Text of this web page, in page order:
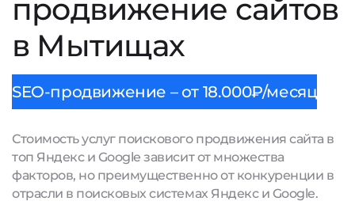
продвижение сайтов
в Мытищах
SEO-продвижение – от 18.000₽/месяц
Стоимость услуг поискового продвижения сайта в
топ Яндекс и Google зависит от множества
факторов, но преимущественно от конкуренции в
отрасли в поисковых системах Яндекс и Google.